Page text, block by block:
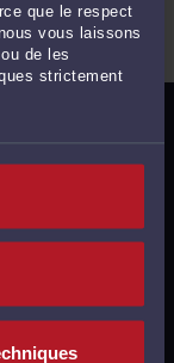
que le respect
vous laissons
de les
strictement